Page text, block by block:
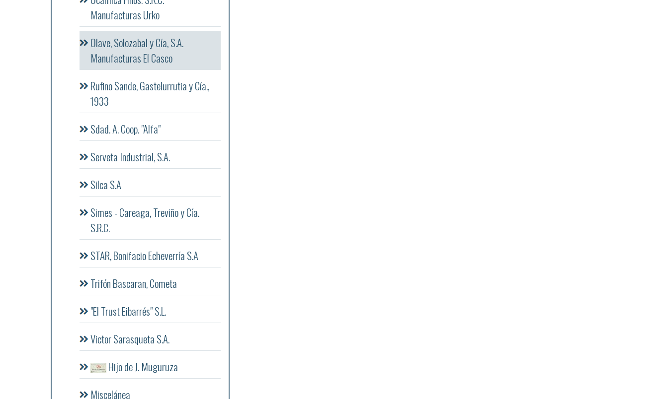
Manufacturas Urko
Olave, Solozabal y Cía, S.A.
Manufacturas El Casco
Rufino Sande, Gastelurrutia y Cía.,
1933
Sdad. A. Coop. "Alfa"
Serveta Industrial, S.A.
Silca S.A
Simes - Careaga, Treviño y Cía.
S.R.C.
STAR, Bonifacio Echeverría S.A
Trifón Bascaran, Cometa
"El Trust Eibarrés" S.L.
Victor Sarasqueta S.A.
Hijo de J. Muguruza
Miscelánea